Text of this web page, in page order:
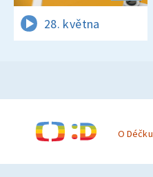
28. května
O Déčku